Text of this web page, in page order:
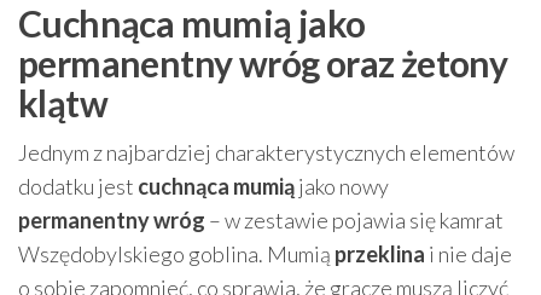
Cuchnąca mumią jako
permanentny wróg oraz żetony
klątw
Jednym z najbardziej charakterystycznych elementów
dodatku jest cuchnąca mumiąjako nowy
permanentny wróg – w zestawie pojawia się kamrat
Wszędobylskiego goblina. Mumią przeklina i nie daje
o sobie zapomnieć, co sprawia, że gracze muszą liczyć